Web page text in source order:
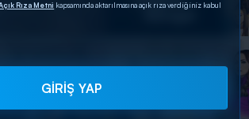
Rıza Metni kapsamında aktarılmasına açık rıza verdiğiniz kabul
GİRİŞ YAP